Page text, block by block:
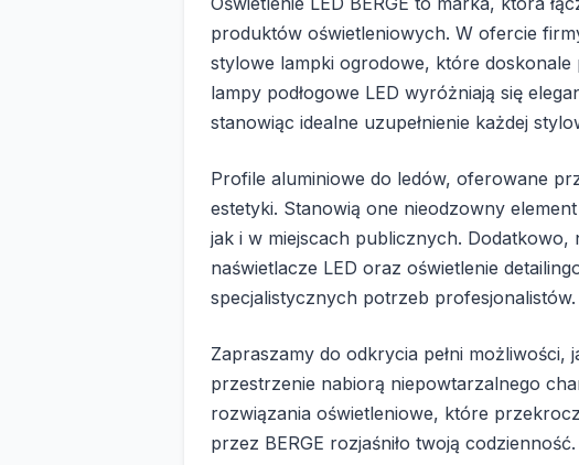
produktów oświetleniowych. W ofercie
stylowe lampki ogrodowe, które
lampy podłogowe LED wyróżniają się
stanowiąc idealne uzupełnienie każdej
Profile aluminiowe do ledów, oferowane
estetyki. Stanowią one nieodzowny
jak i w miejscach publicznych.
naświetlacze LED oraz oświetlenie
specjalistycznych potrzeb profesjonalistów.
Zapraszamy do odkrycia pełni możliwości,
przestrzenie nabiorą niepowtarzalnego
rozwiązania oświetleniowe, które
przez BERGE rozjaśniło twoją codzienność.